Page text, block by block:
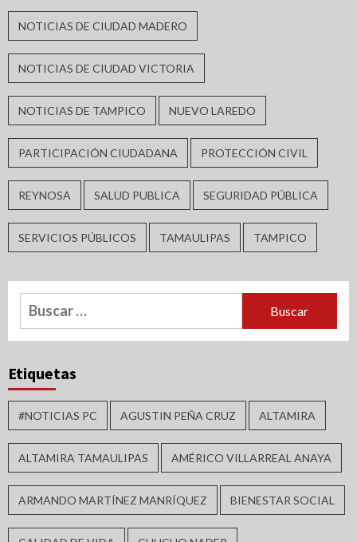
NOTICIAS DE CIUDAD MADERO
NOTICIAS DE CIUDAD VICTORIA
NOTICIAS DE TAMPICO NUEVO LAREDO
PARTICIPACIÓN CIUDADANA PROTECCIÓN CIVIL
REYNOSA SALUD PUBLICA SEGURIDAD PÚBLICA
SERVICIOS PÚBLICOS TAMAULIPAS TAMPICO
Buscar:
Etiquetas
#NOTICIAS PC AGUSTIN PEÑA CRUZ ALTAMIRA
ALTAMIRA TAMAULIPAS AMÉRICO VILLARREAL ANAYA
ARMANDO MARTÍNEZ MANRÍQUEZ BIENESTAR SOCIAL